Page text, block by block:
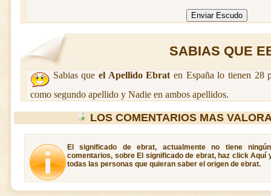
SABIAS QUE
Sabias que el Apellido Ebrat en España lo tienen 28
como segundo apellido y Nadie en ambos apellidos.
LOS COMENTARIOS MAS
El significado de ebrat, actualmente no tiene
comentarios, sobre El significado de ebrat, haz click
todas las personas que quieran saber el origen de ebrat.